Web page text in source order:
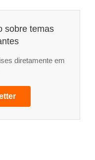
sobre temas
diretamente em